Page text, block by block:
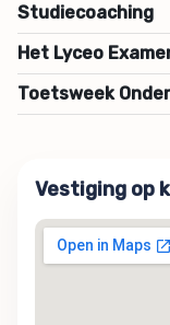
Studiecoaching
Het Lyceo
Toetsweek
Vestiging op